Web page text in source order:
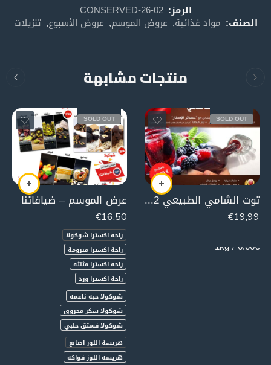
الرمز: CONSERVED-26-02
الصنف: مواد غذائية, عروض الموسم, عروض الأسبوع, تنزيلات
منتجات مشابهة
SOLD OUT
توت الشامي الطبيعي 2 ليتر + ليتر مجانا
€19,99
6.66€ / 1kg
SOLD OUT
عرض الموسم – ضيافاتنا
€16,50
راحة اكسترا شوكولا
راحة اكسترا مبرومة
راحة اكسترا مثلثة
راحة اكسترا ورد
شوكولا حبة ناعمة
شوكولا سكر محروق
شوكولا فستق حلبي
هريسة اللوز اصابع
هريسة اللوز فواكة